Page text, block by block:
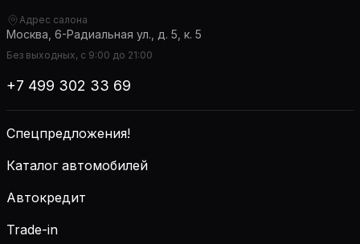
Адрес салона
Москва, 6-Радиальная ул., д. 5, к. 5
Без выходных, с 9:00 до 21:00
+7 499 302 33 69
Спецпредложения!
Каталог автомобилей
Автокредит
Trade-in